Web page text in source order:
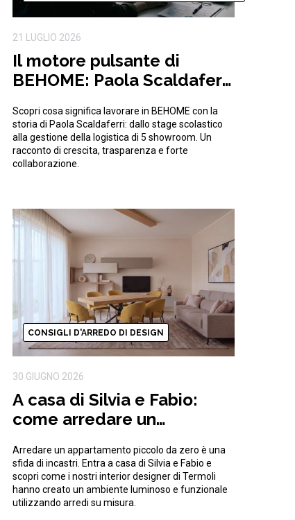
21 LUGLIO 2026
Il motore pulsante di
BEHOME: Paola Scaldaferri
logistica
Scopri cosa significa lavorare in BEHOME con la
storia di Paola Scaldaferri: dallo stage scolastico
alla gestione della logistica di 5 showroom. Un
racconto di crescita, trasparenza e forte
collaborazione.
CONSIGLI D'ARREDO DI DESIGN
30 GIUGNO 2026
A casa di Silvia e Fabio:
come arredare un
zero ottimizzando gli spazi
Arredare un appartamento piccolo da zero è una
sfida di incastri. Entra a casa di Silvia e Fabio e
scopri come i nostri interior designer di Termoli
hanno creato un ambiente luminoso e funzionale
utilizzando arredi su misura.